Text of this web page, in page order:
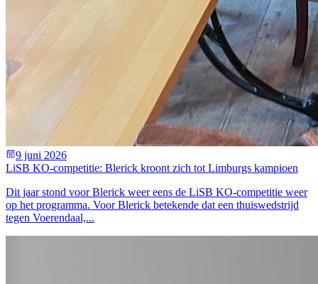
9 juni 2026
LiSB KO-competitie: Blerick kroont zich tot Limburgs kampioen
Dit jaar stond voor Blerick weer eens de LiSB KO-competitie weer
op het programma. Voor Blerick betekende dat een thuiswedstrijd
tegen Voerendaal,...